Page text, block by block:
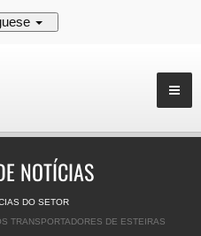
NOTÍCIAS
DO SETOR
TRANSPORTADORES DE ESTEIRAS